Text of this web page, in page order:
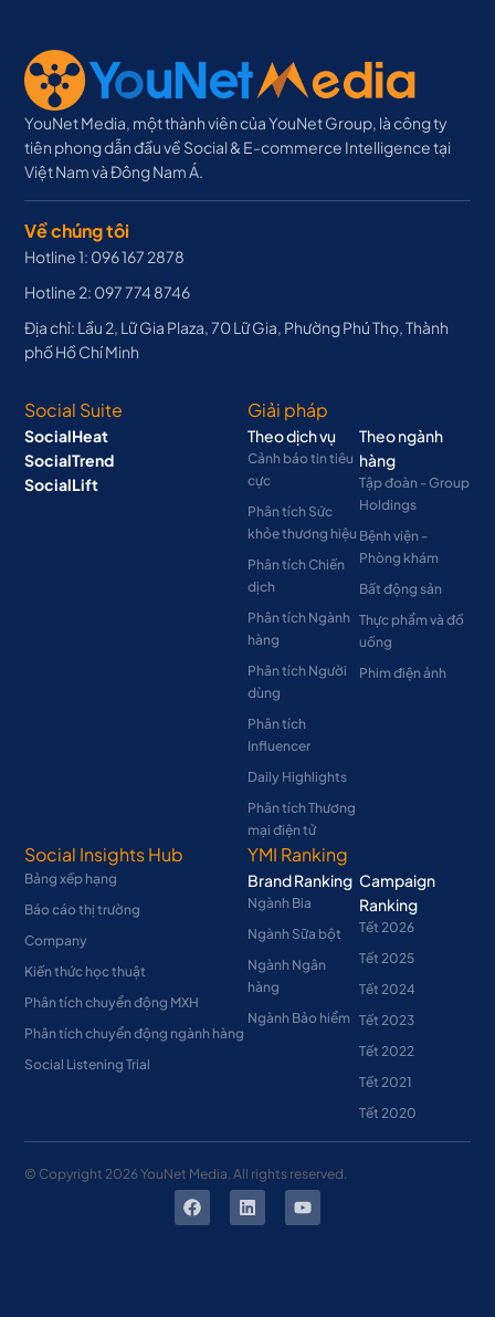
YouNet Media, một thành viên của YouNet Group, là công ty
tiên phong dẫn đầu về Social & E-commerce Intelligence tại
Việt Nam và Đông Nam Á.
Về chúng tôi
Hotline 1: 096 167 2878
Hotline 2: 097 774 8746
Địa chỉ: Lầu 2, Lữ Gia Plaza, 70 Lữ Gia, Phường Phú Thọ, Thành
phố Hồ Chí Minh
Social Suite
SocialHeat
SocialTrend
SocialLift
Giải pháp
Theo dịch vụ
Cảnh báo tin tiêu
cực
Phân tích Sức
khỏe thương hiệu
Phân tích Chiến
dịch
Phân tích Ngành
hàng
Phân tích Người
dùng
Phân tích
Influencer
Daily Highlights
Phân tích Thương
mại điện tử
Theo ngành
hàng
Tập đoàn - Group
Holdings
Bệnh viện -
Phòng khám
Bất động sản
Thực phẩm và đồ
uống
Phim điện ảnh
Social Insights Hub
Bảng xếp hạng
Báo cáo thị trường
Company
Kiến thức học thuật
Phân tích chuyển động MXH
Phân tích chuyển động ngành hàng
Social Listening Trial
YMI Ranking
Brand Ranking
Ngành Bia
Ngành Sữa bột
Ngành Ngân
hàng
Ngành Bảo hiểm
Campaign
Ranking
Tết 2026
Tết 2025
Tết 2024
Tết 2023
Tết 2022
Tết 2021
Tết 2020
© Copyright 2026YouNet Media. All rights reserved.